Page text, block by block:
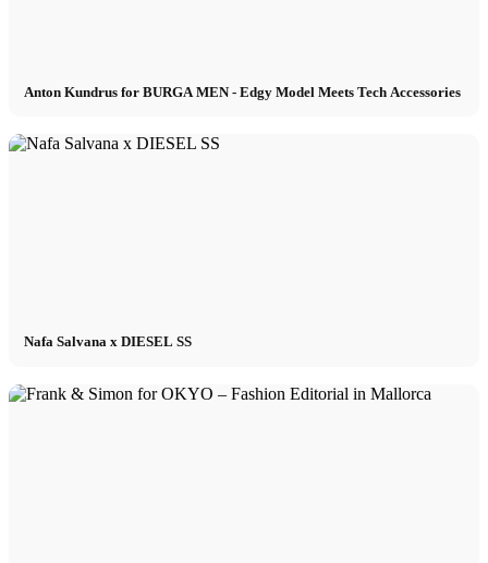
Anton Kundrus for BURGA MEN - Edgy Model Meets Tech Accessories
Nafa Salvana x DIESEL SS